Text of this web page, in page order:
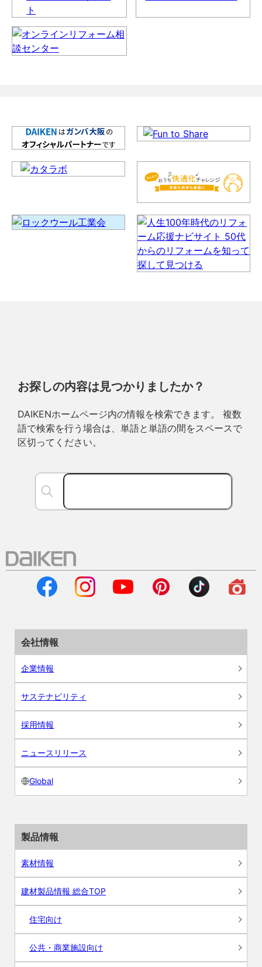
お探しの内容は見つかりましたか？
DAIKENホームページ内の情報を検索できます。 複数
語で検索を行う場合は、単語と単語の間をスペースで
区切ってください。
会社情報
企業情報
サステナビリティ
採用情報
ニュースリリース
Global
製品情報
素材情報
建材製品情報 総合TOP
住宅向け
公共・商業施設向け